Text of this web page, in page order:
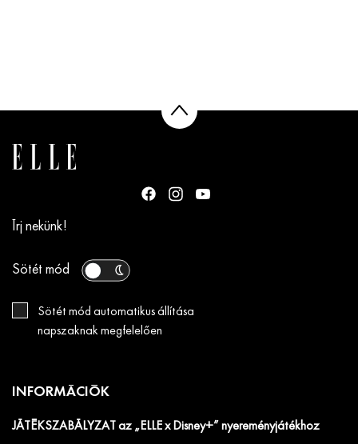
Írj nekünk!
Sötét mód
Sötét mód automatikus állítása
napszaknak megfelelően
INFORMÁCIÓK
JÁTÉKSZABÁLYZAT az „ELLE x Disney+” nyereményjátékhoz